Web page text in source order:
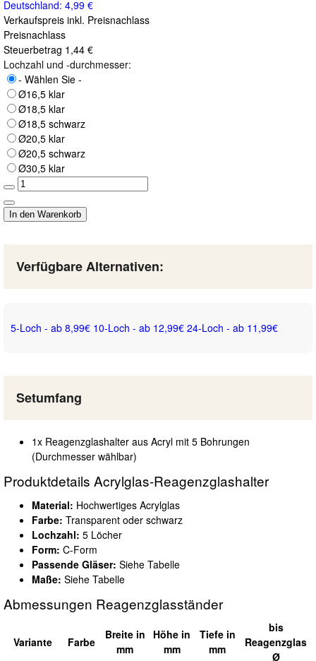
Deutschland: 4,99 €
Verkaufspreis inkl. Preisnachlass
Preisnachlass
Steuerbetrag 1,44 €
Lochzahl und -durchmesser:
- Wählen Sie -
Ø16,5 klar
Ø18,5 klar
Ø18,5 schwarz
Ø20,5 klar
Ø20,5 schwarz
Ø30,5 klar
Verfügbare Alternativen:
5-Loch - ab 8,99€ 10-Loch - ab 12,99€ 24-Loch - ab 11,99€
Setumfang
1x Reagenzglashalter aus Acryl mit 5 Bohrungen
(Durchmesser wählbar)
Produktdetails Acrylglas-Reagenzglashalter
Material: Hochwertiges Acrylglas
Farbe: Transparent oder schwarz
Lochzahl: 5 Löcher
Form: C-Form
Passende Gläser: Siehe Tabelle
Maße: Siehe Tabelle
Abmessungen Reagenzglasständer
Variante Farbe
Breite in
mm
Höhe in
mm
Tiefe in
mm
bis
Reagenzglas
Ø